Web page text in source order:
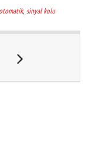
otomatik,sinyal kolu